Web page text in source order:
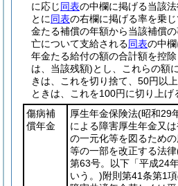
に応じ同表の中欄に掲げる当該
とに同表の右欄に掲げる率を乗
金たる補償の年額から当該補償
亡について支給される同表の中
年金たる給付の額の合計額を控
は、当該残額)とし、これらの額
きは、これを切り捨て、50円以
ときは、これを100円に切り上げ
傷病補
償年金
厚生年金保険法(昭和29
による障害厚生年金又
の一元化等を図るため
等の一部を改正する法律
第63号。以下「平成24
いう。)附則第41条第1